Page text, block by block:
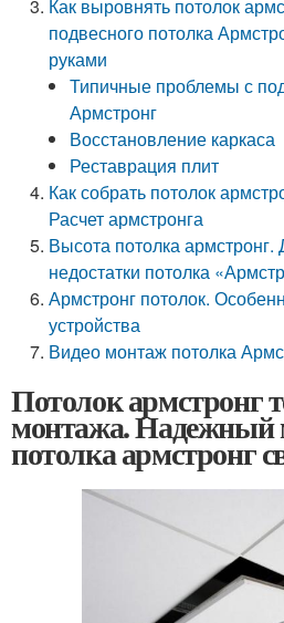
Как выровнять потолок
подвесного потолка
руками
Типичные проблемы с
Армстронг
Восстановление каркаса
Реставрация плит
Как собрать потолок
Расчет армстронга
Высота потолка армстронг.
недостатки потолка
Армстронг потолок.
устройства
Видео монтаж потолка
Потолок армстронг
монтажа. Надежный
потолка армстронг